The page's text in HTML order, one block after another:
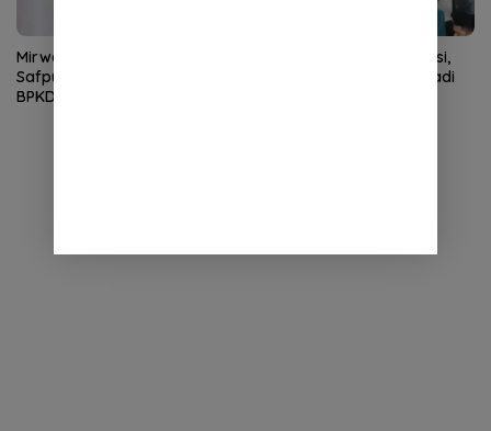
Mirwan Tunjuk Denny Herry
Safputra sebagai Plt Kepala
BPKD Aceh Selatan
STISNU Aceh Lolos Visitasi,
Selangkah Lagi Resmi Jadi